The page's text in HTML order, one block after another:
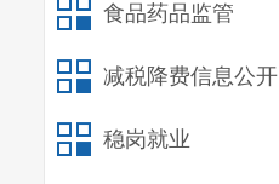
食品药品监管
减税降费信息公开
稳岗就业